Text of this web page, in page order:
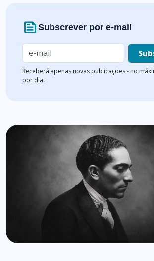
news Subscrever por e-mail
Receberá apenas novas publicações - no
por dia.